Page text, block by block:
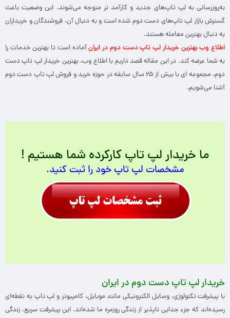
به‌روزرسانی به لپ تاپ‌های جدید و کارآمد تر متوجه می‌شوند. این وضعیت باعث
گسترش بازار لپ تاپ‌های دست دوم شده است و به دنبال آن، فروشندگان و خریداران
به دنبال بهترین معامله هستند.
اطلاع وببهترین خریدار لپ تاپ دست دوم در ایرانآماده است تا بهترین خدمات را
به شما عرضه کند. در این مقاله قصد داریم با اطلاع وب، بهترین خریدار لپ تاپ دست
دوم، مجموعه ای با بیش از ۲۵ سال سابقه در حوزه خرید و فروش لپ تاپ دست دوم
آشنا می‌شویم.
ما خریدار لپ تاپ کارکرده شما هستیم !
مشخصات لپ تاپ خود را ثبت کنید.
خریدار لپ تاپ دست دوم در ایران
با پیشرفت تکنولوژی، وسایل الکترونیکی مانند موبایل، کامپیوتر و لپ تاپ به نقطه‌ای
رسیده‌اند که جزء جدایی ناپذیر از زندگی روزمره ما شده‌اند. این پیشرفت سریع، زندگی